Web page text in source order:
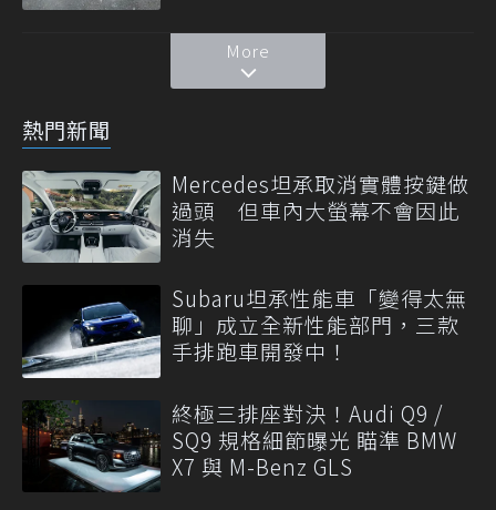
More
熱門新聞
Mercedes坦承取消實體按鍵做
過頭 但車內大螢幕不會因此
消失
Subaru坦承性能車「變得太無
聊」成立全新性能部門，三款
手排跑車開發中！
終極三排座對決！Audi Q9 /
SQ9 規格細節曝光 瞄準 BMW
X7 與 M-Benz GLS